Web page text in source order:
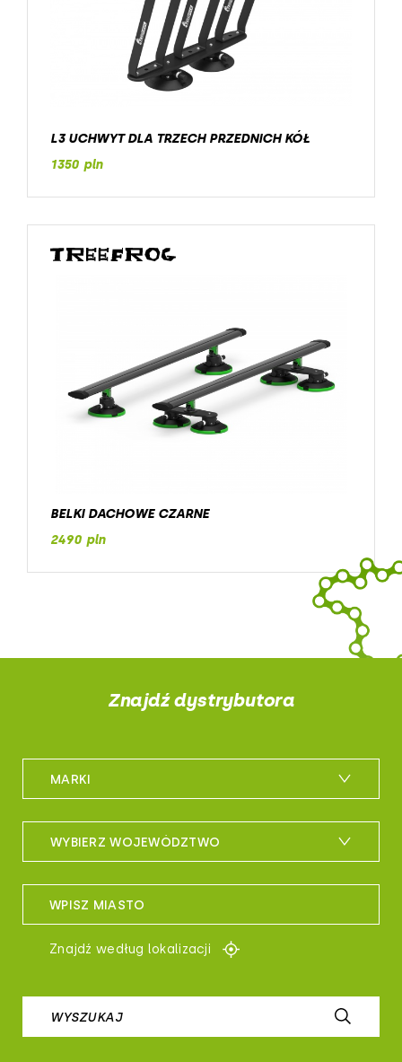
L3 UCHWYT DLA TRZECH PRZEDNICH KÓŁ
1350 pln
BELKI DACHOWE CZARNE
2490 pln
Znajdź dystrybutora
MARKI
m_bike
maxxis
sportful
controltech
airborne
WYBIERZ WOJEWÓDZTWO
woj. dolnośląskie
woj. kujawsko-pomorskie
WPISZ MIASTO
Znajdź według lokalizacji
WYSZUKAJ